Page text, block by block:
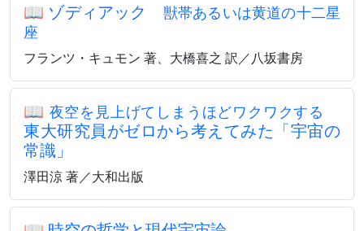
📖 ゾディアック 獣帯あるいは黄道の十二星
座
フランツ・キュモン 著、大橋喜之 訳／八坂書房
📖 夜空を見上げてしまうほどワクワクする
東大研究員がゼロから考えてみた「宇宙の
常識」
澤田涼 著／大和出版